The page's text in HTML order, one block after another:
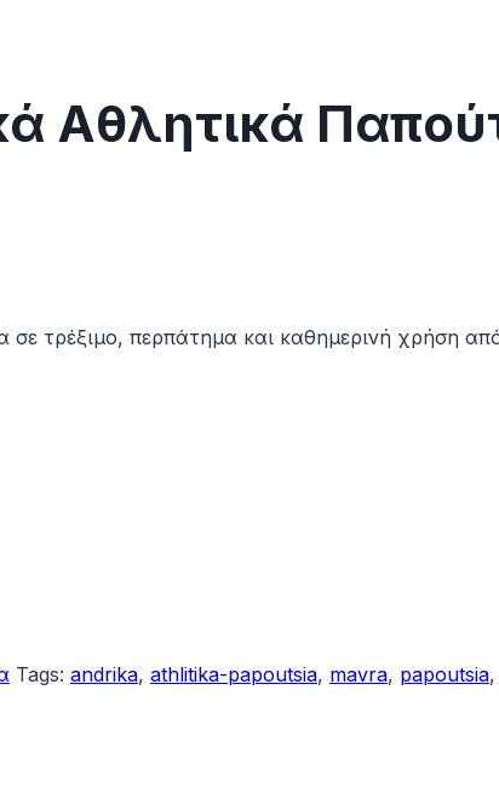
Αθλητικά
σε τρέξιμο, περπάτημα και καθημερινή χρήση
Tags: andrika, athlitika-papoutsia, mavra, papoutsia,